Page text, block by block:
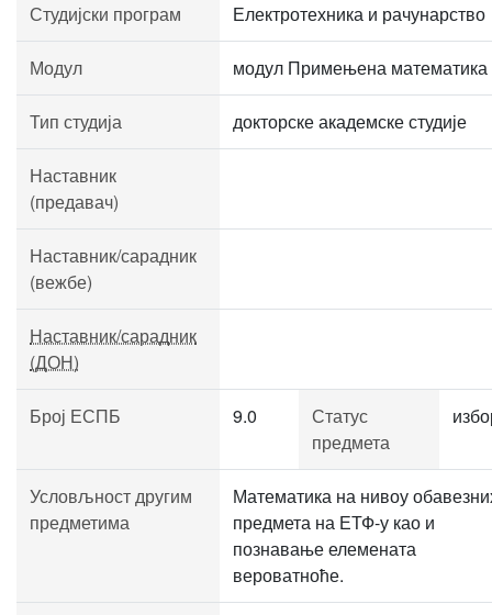
Студијски програм Електротехника и рачунарство
Модул модул Примењена математика
Тип студија докторске академске студије
Наставник
(предавач)
Наставник/сарадник
(вежбе)
Наставник/сарадник
(ДОН)
Број ЕСПБ 9.0
Статус
предмета
Условљност другим
предметима
Математика на нивоу
предмета на ЕТФ-у као и
познавање елемената
вероватноће.